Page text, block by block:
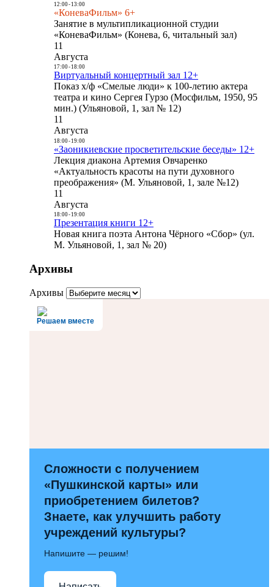
12:00- 13:00
«КоневаФильм» 6+
Занятие в мультипликационной студии
«КоневаФильм» (Конева, 6, читальный зал)
11
Августа
17:00- 18:00
Виртуальный концертный зал 12+
Показ х/ф «Смелые люди» к 100-летию актера
театра и кино Сергея Гурзо (Мосфильм, 1950, 95
мин.) (Ульяновой, 1, зал № 12)
11
Августа
18:00- 19:00
«Заоникиевские просветительские беседы» 12+
Лекция диакона Артемия Овчаренко
«Актуальность красоты на пути духовного
преображения» (М. Ульяновой, 1, зале №12)
11
Августа
18:00- 19:00
Презентация книги 12+
Новая книга поэта Антона Чёрного «Сбор» (ул.
М. Ульяновой, 1, зал № 20)
Архивы
Архивы
Решаем вместе
Сложности с получением
«Пушкинской карты» или
приобретением билетов?
Знаете, как улучшить работу
учреждений культуры?
Напишите — решим!